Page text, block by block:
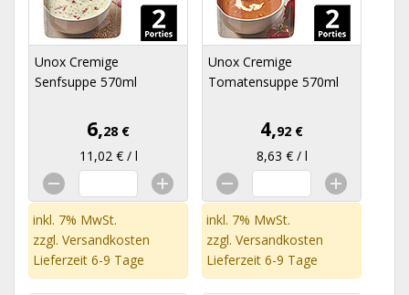
Unox Cremige
Senfsuppe 570ml
6,28 €
11,02 € / l
inkl. 7% MwSt.
zzgl. Versandkosten
Lieferzeit 6-9 Tage
Unox Cremige
Tomatensuppe 570ml
4,92 €
8,63 € / l
inkl. 7% MwSt.
zzgl. Versandkosten
Lieferzeit 6-9 Tage